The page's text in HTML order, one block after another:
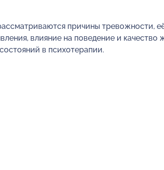
причины тревожности,
влияние на поведение и качество
в психотерапии.